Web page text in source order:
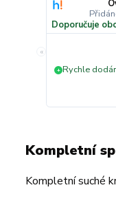
«
Doporučuje
+ Rychle
Kompletní
Kompletní suché